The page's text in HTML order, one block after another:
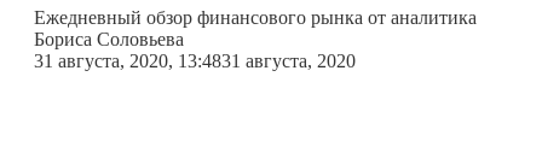
Ежедневный обзор финансового рынка от аналитика
Бориса Соловьева
31 августа, 2020, 13:4831 августа, 2020